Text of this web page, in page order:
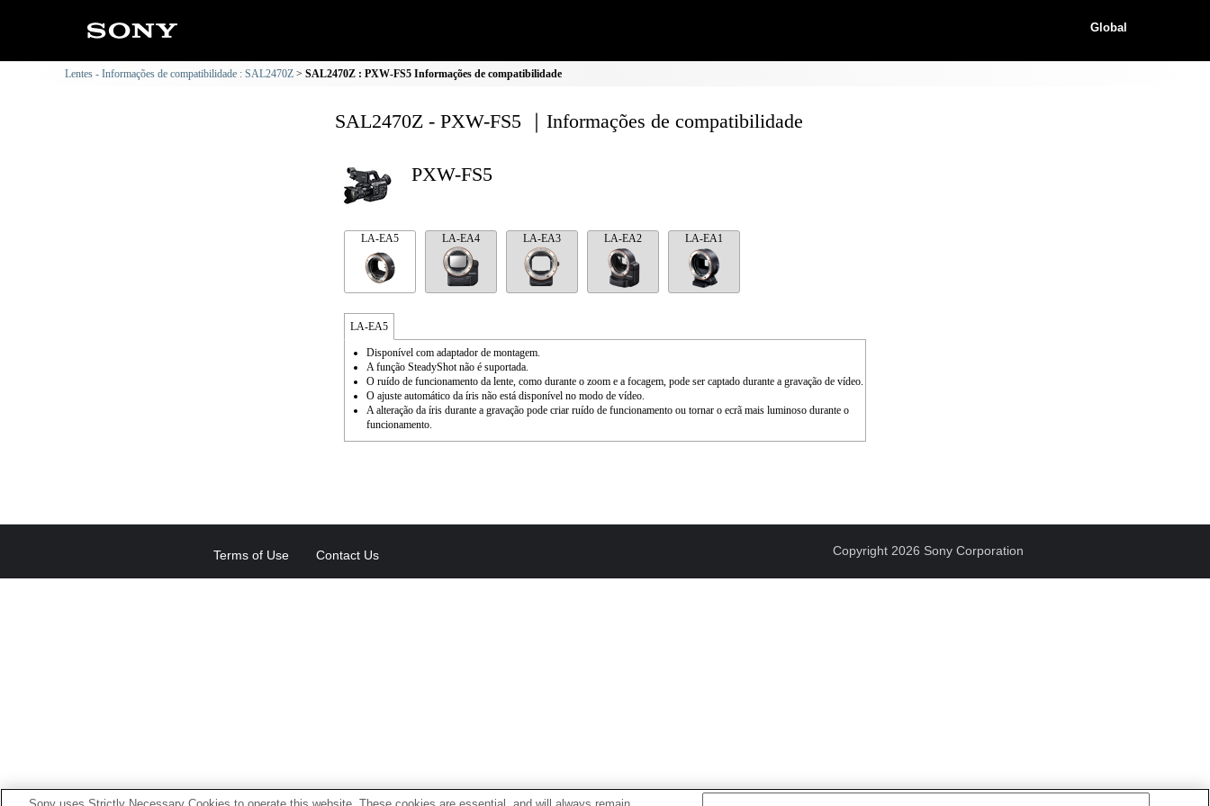
Global
Lentes - Informações de compatibilidade : SAL2470Z SAL2470Z : PXW-FS5 Informações de compatibilidade
SAL2470Z - PXW-FS5 ｜Informações de compatibilidade
PXW-FS5
LA-EA5 LA-EA4 LA-EA3 LA-EA2 LA-EA1
LA-EA5
Disponível com adaptador de montagem.
A função SteadyShot não é suportada.
O ruído de funcionamento da lente, como durante o zoom e a focagem, pode ser captado durante a gravação de vídeo.
O ajuste automático da íris não está disponível no modo de vídeo.
A alteração da íris durante a gravação pode criar ruído de funcionamento ou tornar o ecrã mais luminoso durante o
funcionamento.
Terms of Use Contact Us Copyright 2026 Sony Corporation